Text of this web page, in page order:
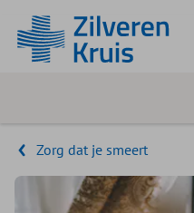
Zorg dat je smeert